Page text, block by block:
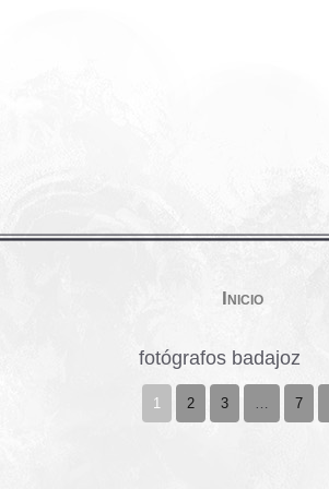
Inicio
fotógrafos badajoz
1 2 3 … 7